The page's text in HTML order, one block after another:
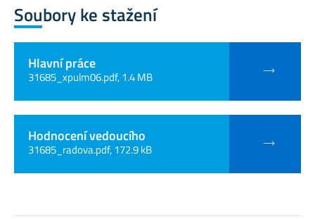
Soubory ke stažení
Hlavní práce
31685_xpulm06.pdf, 1.4 MB
Hodnocení vedoucího
31685_radova.pdf, 172.9 kB